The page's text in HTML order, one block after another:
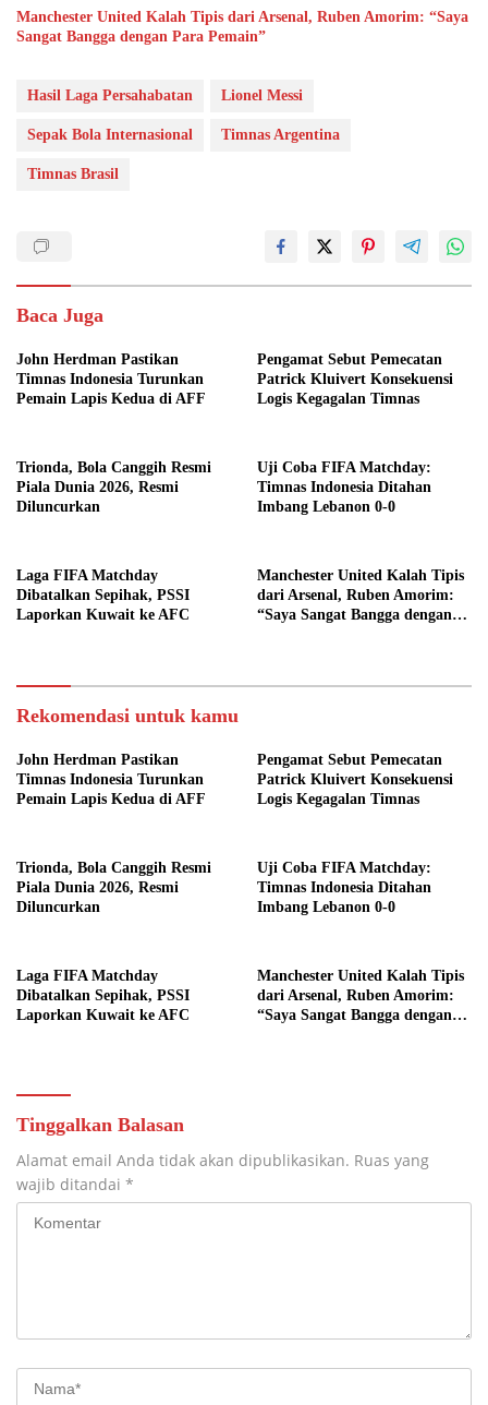
Manchester United Kalah Tipis dari Arsenal, Ruben Amorim: “Saya
Sangat Bangga dengan Para Pemain”
Hasil Laga Persahabatan Lionel Messi
Sepak Bola Internasional Timnas Argentina
Timnas Brasil
Baca Juga
John Herdman Pastikan
Timnas Indonesia Turunkan
Pemain Lapis Kedua di AFF
Pengamat Sebut Pemecatan
Patrick Kluivert Konsekuensi
Logis Kegagalan Timnas
Trionda, Bola Canggih Resmi
Piala Dunia 2026, Resmi
Diluncurkan
Uji Coba FIFA Matchday:
Timnas Indonesia Ditahan
Imbang Lebanon 0-0
Laga FIFA Matchday
Dibatalkan Sepihak, PSSI
Laporkan Kuwait ke AFC
Manchester United Kalah Tipis
dari Arsenal, Ruben Amorim:
“Saya Sangat Bangga dengan
Rekomendasi untuk kamu
John Herdman Pastikan
Timnas Indonesia Turunkan
Pemain Lapis Kedua di AFF
Pengamat Sebut Pemecatan
Patrick Kluivert Konsekuensi
Logis Kegagalan Timnas
Trionda, Bola Canggih Resmi
Piala Dunia 2026, Resmi
Diluncurkan
Uji Coba FIFA Matchday:
Timnas Indonesia Ditahan
Imbang Lebanon 0-0
Laga FIFA Matchday
Dibatalkan Sepihak, PSSI
Laporkan Kuwait ke AFC
Manchester United Kalah Tipis
dari Arsenal, Ruben Amorim:
“Saya Sangat Bangga dengan
Tinggalkan Balasan
Alamat email Anda tidak akan dipublikasikan. Ruas yang
wajib ditandai *